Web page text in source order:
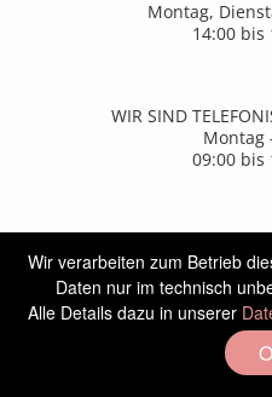
Montag,
14:00 bis
WIR SIND
Montag
09:00 bis
Telefon: 07221 82022
E-Mail:
Wir verarbeiten zum Betrieb
Daten nur im technisch
Alle Details dazu in unserer